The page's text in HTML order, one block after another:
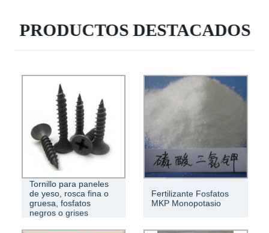
PRODUCTOS DESTACADOS
Tornillo para paneles
de yeso, rosca fina o
gruesa, fosfatos
negros o grises
Fertilizante Fosfatos
MKP Monopotasio